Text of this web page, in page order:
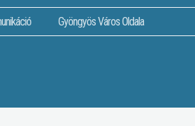
Gyöngyös Város Oldala